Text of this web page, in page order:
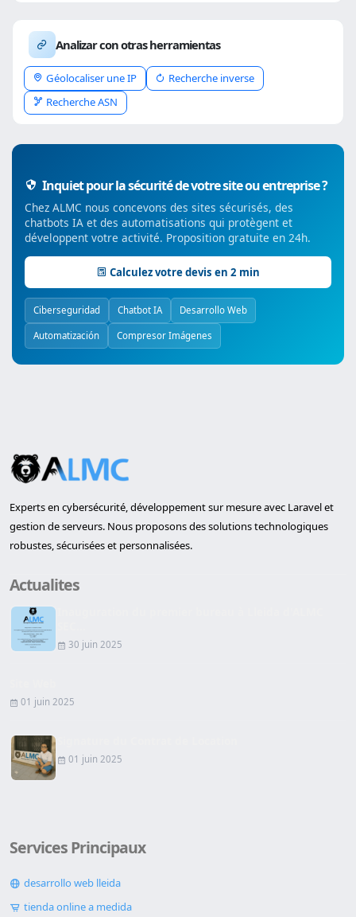
Analizar con otras herramientas
Géolocaliser une IP
Recherche inverse
Recherche ASN
Inquiet pour la sécurité de votre site ou entreprise ?
Chez ALMC nous concevons des sites sécurisés, des
chatbots IA et des automatisations qui protègent et
développent votre activité. Proposition gratuite en 24h.
Calculez votre devis en 2 min
Ciberseguridad Chatbot IA Desarrollo Web
Automatización Compresor Imágenes
Experts en cybersécurité, développement sur mesure avec Laravel et
gestion de serveurs. Nous proposons des solutions technologiques
robustes, sécurisées et personnalisées.
Actualites
30 juin 2025
01 juin 2025
01 juin 2025
Services Principaux
desarrollo web lleida
tienda online a medida